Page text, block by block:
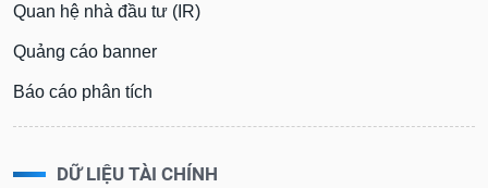
Quan hệ nhà đầu tư (IR)
Quảng cáo banner
Báo cáo phân tích
DỮ LIỆU TÀI CHÍNH